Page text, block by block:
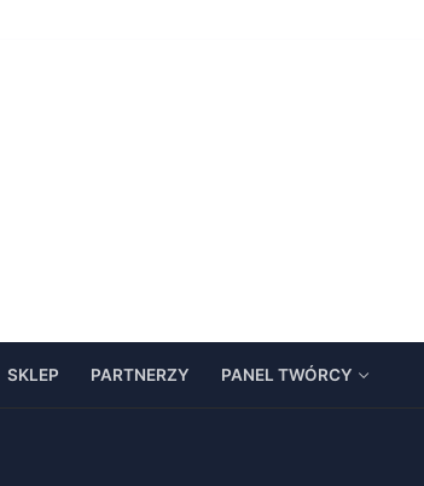
SKLEP PARTNERZY PANEL TWÓRCY